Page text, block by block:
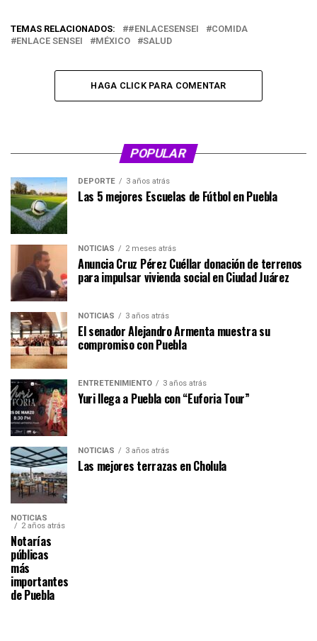
TEMAS RELACIONADOS: #ENLACESENSEI
COMIDA
ENLACE SENSEI
MÉXICO SALUD
HAGA CLICK PARA COMENTAR
POPULAR
DEPORTE 3 años atrás
Las 5 mejores Escuelas de Fútbol en Puebla
NOTICIAS 2 meses atrás
Anuncia Cruz Pérez Cuéllar donación de terrenos
para impulsar vivienda social en Ciudad Juárez
NOTICIAS 3 años atrás
El senador Alejandro Armenta muestra su
compromiso con Puebla
ENTRETENIMIENTO 3 años atrás
Yuri llega a Puebla con “Euforia Tour”
NOTICIAS 3 años atrás
Las mejores terrazas en Cholula
NOTICIAS
2 años atrás
Notarías
públicas
más
importantes
de Puebla